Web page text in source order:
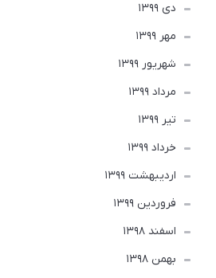
دی 1399
مهر 1399
شهریور 1399
مرداد 1399
تير 1399
خرداد 1399
ارديبهشت 1399
فروردین 1399
اسفند 1398
بهمن 1398